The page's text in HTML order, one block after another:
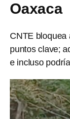
Oaxaca
CNTE bloquea
puntos clave;
e incluso